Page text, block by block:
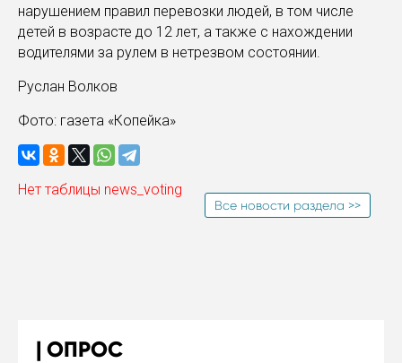
нарушением правил перевозки людей, в том числе
детей в возрасте до 12 лет, а также с нахождении
водителями за рулем в нетрезвом состоянии.
Руслан Волков
Фото: газета «Копейка»
Нет таблицы news_voting
Все новости раздела >>
ОПРОС